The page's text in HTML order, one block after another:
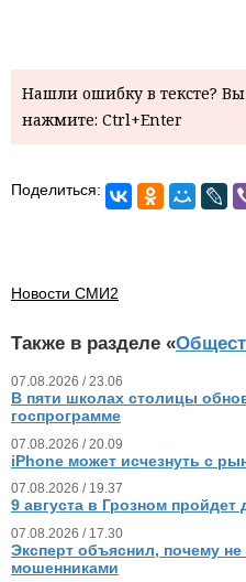
Нашли ошибку в тексте?
нажмите: Ctrl+Enter
Поделиться:
Новости СМИ2
Также в разделе «
07.08.2026 / 23.06
В пяти школах столицы
госпрограмме
07.08.2026 / 20.09
iPhone может исчезнуть с
07.08.2026 / 19.37
9 августа в Грозном
07.08.2026 / 17.30
Эксперт объяснил, почему
мошенниками